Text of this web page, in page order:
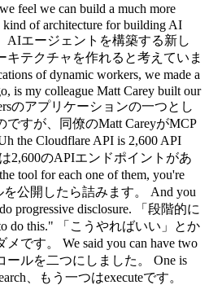
feel we can build a much more
of architecture for building AI
AIエージェントを構築する新し
キテクチャを作れると考えていま
of dynamic workers, we made a
is my colleague Matt Carey built our
のアプリケーションの一つとし
すが、同僚のMatt CareyがMCP
the Cloudflare API is 2,600 API
2,600のAPIエンドポイントがあ
tool for each one of them, you're
を公開したら詰みます。 And you
progressive disclosure. 「段階的に
do this." 「こうやればいい」とか
です。 We said you can have two
ールを二つにしました。 One is
、もう一つはexecuteです。